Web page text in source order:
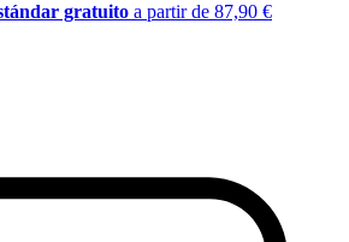
gratuito a partir de 87,90 €